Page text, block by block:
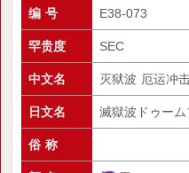
编 号 E38-073
罕贵度 SEC
中文名 灭狱波 厄运冲
日文名 滅獄波ドゥーム
俗 称